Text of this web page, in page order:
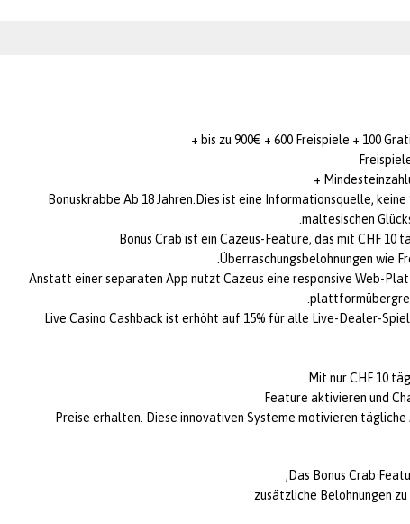
1 Bonuskrabbe Ab 18 Jahren.Dies ist eine Informationsquelle,
maltesischen
Bonus Crab ist ein Cazeus-Feature, das mit CHF 10
Überraschungsbelohnungen wie
Anstatt einer separaten App nutzt Cazeus eine responsive Web-
Live Casino Cashback ist erhöht auf 15% für alle Live-Dealer-
Mit nur CHF 10
Feature aktivieren und
Preise erhalten. Diese innovativen Systeme motivieren
Das Bonus Crab
zusätzliche Belohnungen